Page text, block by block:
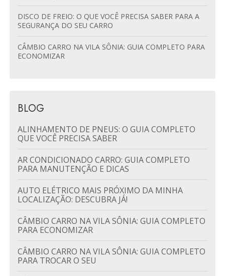
DISCO DE FREIO: O QUE VOCÊ PRECISA SABER PARA A
SEGURANÇA DO SEU CARRO
CÂMBIO CARRO NA VILA SÔNIA: GUIA COMPLETO PARA
ECONOMIZAR
BLOG
ALINHAMENTO DE PNEUS: O GUIA COMPLETO
QUE VOCÊ PRECISA SABER
AR CONDICIONADO CARRO: GUIA COMPLETO
PARA MANUTENÇÃO E DICAS
AUTO ELÉTRICO MAIS PRÓXIMO DA MINHA
LOCALIZAÇÃO: DESCUBRA JÁ!
CÂMBIO CARRO NA VILA SÔNIA: GUIA COMPLETO
PARA ECONOMIZAR
CÂMBIO CARRO NA VILA SÔNIA: GUIA COMPLETO
PARA TROCAR O SEU